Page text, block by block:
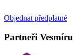
Objednat předplatné
Partneři Vesmíru